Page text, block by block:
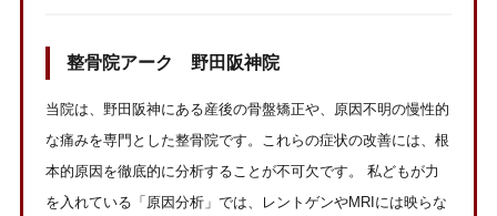
整骨院アーク 野田阪神院
当院は、野田阪神にある産後の骨盤矯正や、原因不明の慢性的
な痛みを専門とした整骨院です。これらの症状の改善には、根
本的原因を徹底的に分析することが不可欠です。 私どもが力
を入れている「原因分析」では、レントゲンやMRIには映らな